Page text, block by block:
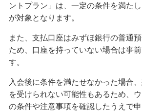
ントプラン」は、一定の条件を満た
が対象となります。
また、支払口座はみずほ銀行の普通
ため、口座を持っていない場合は事
す。
入会後に条件を満たせなかった場合
を受けられない可能性もあるため、
の条件や注意事項を確認したうえで